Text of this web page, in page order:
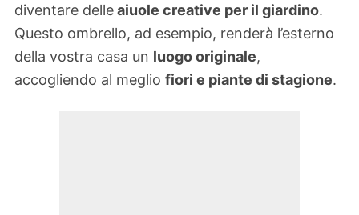
diventare delleaiuole creative per il giardino.
Questo ombrello, ad esempio, renderà l’esterno
della vostra casa un luogo originale,
accogliendo al meglio fiori e piante di stagione.